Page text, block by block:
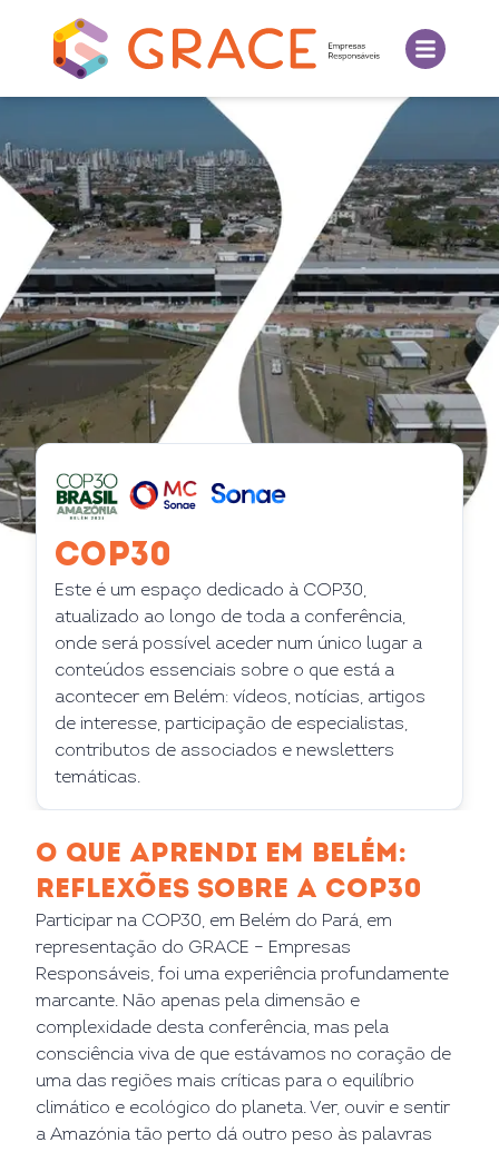
COP30
Este é um espaço dedicado à COP30,
atualizado ao longo de toda a conferência,
onde será possível aceder num único lugar a
conteúdos essenciais sobre o que está a
acontecer em Belém: vídeos, notícias, artigos
de interesse, participação de especialistas,
contributos de associados e newsletters
temáticas.
O QUE APRENDI EM BELÉM:
REFLEXÕES SOBRE A COP30
Participar na COP30, em Belém do Pará, em
representação do GRACE – Empresas
Responsáveis, foi uma experiência profundamente
marcante. Não apenas pela dimensão e
complexidade desta conferência, mas pela
consciência viva de que estávamos no coração de
uma das regiões mais críticas para o equilíbrio
climático e ecológico do planeta. Ver, ouvir e sentir
a Amazónia tão perto dá outro peso às palavras